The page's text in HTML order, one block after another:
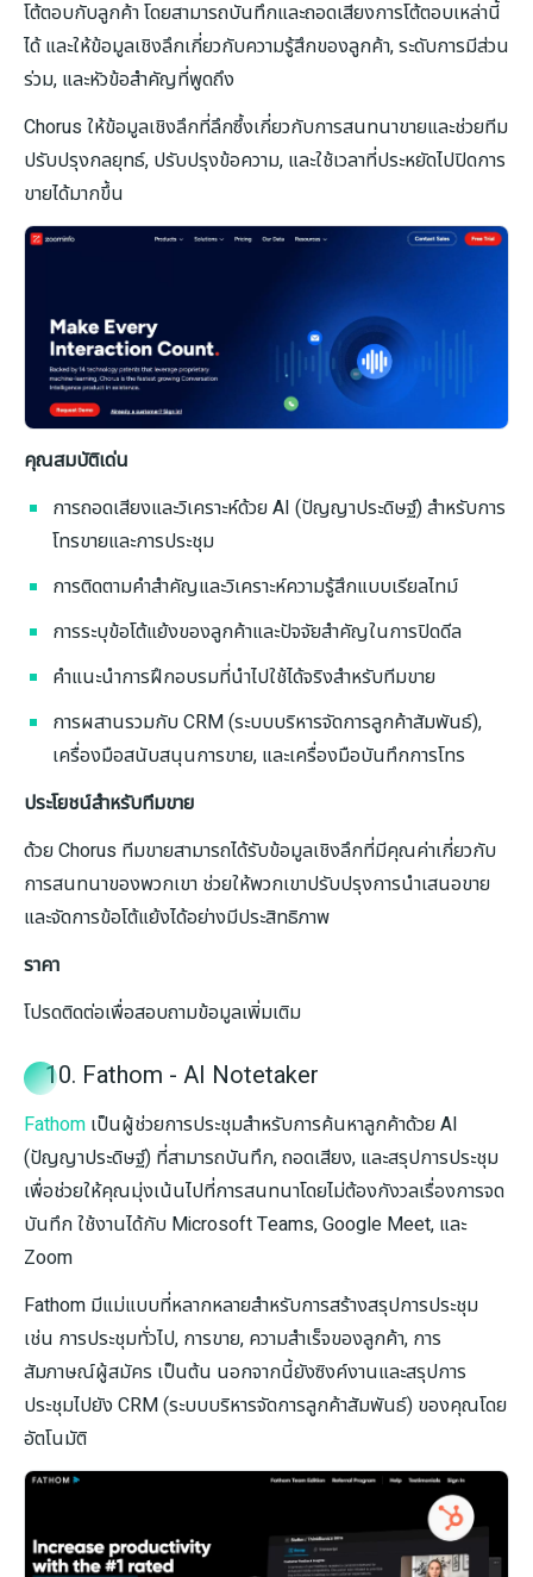
โต้ตอบกับลูกค้า โดยสามารถบันทึกและถอดเสียงการโต้ตอบเหล่านี้
ได้ และให้ข้อมูลเชิงลึกเกี่ยวกับความรู้สึกของลูกค้า, ระดับการมีส่วน
ร่วม, และหัวข้อสำคัญที่พูดถึง
Chorus ให้ข้อมูลเชิงลึกที่ลึกซึ้งเกี่ยวกับการสนทนาขายและช่วยทีม
ปรับปรุงกลยุทธ์, ปรับปรุงข้อความ, และใช้เวลาที่ประหยัดไปปิดการ
ขายได้มากขึ้น
คุณสมบัติเด่น
การถอดเสียงและวิเคราะห์ด้วย AI (ปัญญาประดิษฐ์) สำหรับการ
โทรขายและการประชุม
การติดตามคำสำคัญและวิเคราะห์ความรู้สึกแบบเรียลไทม์
การระบุข้อโต้แย้งของลูกค้าและปัจจัยสำคัญในการปิดดีล
คำแนะนำการฝึกอบรมที่นำไปใช้ได้จริงสำหรับทีมขาย
การผสานรวมกับ CRM (ระบบบริหารจัดการลูกค้าสัมพันธ์),
เครื่องมือสนับสนุนการขาย, และเครื่องมือบันทึกการโทร
ประโยชน์สำหรับทีมขาย
ด้วย Chorus ทีมขายสามารถได้รับข้อมูลเชิงลึกที่มีคุณค่าเกี่ยวกับ
การสนทนาของพวกเขา ช่วยให้พวกเขาปรับปรุงการนำเสนอขาย
และจัดการข้อโต้แย้งได้อย่างมีประสิทธิภาพ
ราคา
โปรดติดต่อเพื่อสอบถามข้อมูลเพิ่มเติม
10. Fathom - AI Notetaker
Fathom เป็นผู้ช่วยการประชุมสำหรับการค้นหาลูกค้าด้วย AI
(ปัญญาประดิษฐ์) ที่สามารถบันทึก, ถอดเสียง, และสรุปการประชุม
เพื่อช่วยให้คุณมุ่งเน้นไปที่การสนทนาโดยไม่ต้องกังวลเรื่องการจด
บันทึก ใช้งานได้กับ Microsoft Teams, Google Meet, และ
Zoom
Fathom มีแม่แบบที่หลากหลายสำหรับการสร้างสรุปการประชุม
เช่น การประชุมทั่วไป, การขาย, ความสำเร็จของลูกค้า, การ
สัมภาษณ์ผู้สมัคร เป็นต้น นอกจากนี้ยังซิงค์งานและสรุปการ
ประชุมไปยัง CRM (ระบบบริหารจัดการลูกค้าสัมพันธ์) ของคุณโดย
อัตโนมัติ